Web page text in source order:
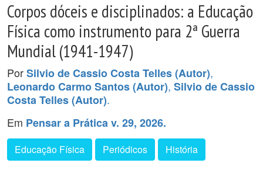
Corpos dóceis e disciplinados: a Educação
Física como instrumento para 2ª Guerra
Mundial (1941-1947)
PorSilvio de Cassio Costa Telles (Autor),
Leonardo Carmo Santos (Autor), Silvio de Cassio
Costa Telles (Autor).
Em Pensar a Prática v. 29, 2026.
Educação Física Periódicos História